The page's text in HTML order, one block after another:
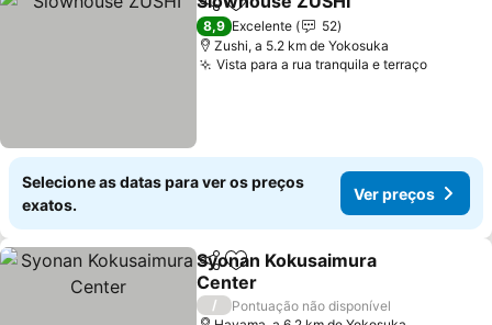
PartilharAdicionar aos favoritos
8,9 Excelente
52
Zushi, a 5.2 km de Yokosuka
Vista para a rua tranquila e terraçoVer
Selecione as datas para ver os preços
exatos.
Ver preços
PartilharAdicionar aos favoritos
Syonan Kokusaimura
Center
Ver preços
/
Pontuação não disponível